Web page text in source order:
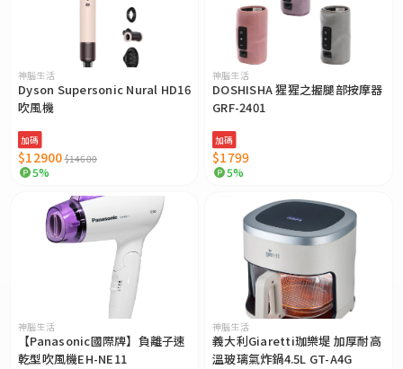
神腦生活
Dyson Supersonic Nural HD16
吹風機
加碼
$12900$14600
5%
神腦生活
DOSHISHA 猩猩之握腿部按摩器
GRF-2401
加碼
$1799
5%
神腦生活
【Panasonic國際牌】負離子速
乾型吹風機EH-NE11
神腦生活
義大利Giaretti珈樂堤 加厚耐高
溫玻璃氣炸鍋4.5L GT-A4G